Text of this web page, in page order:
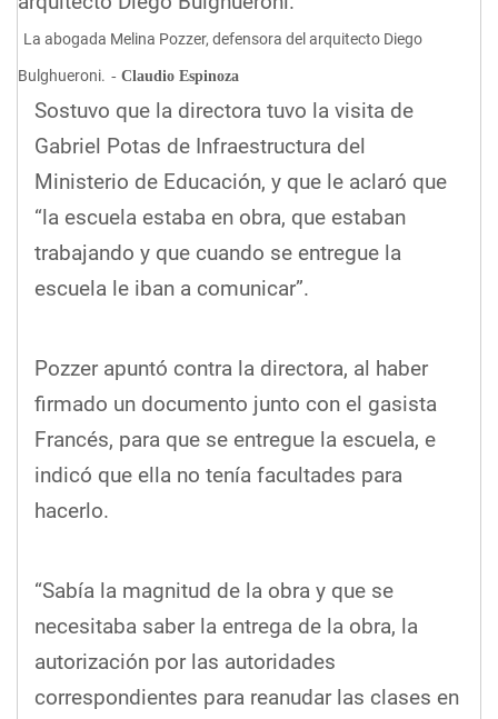
La abogada Melina Pozzer, defensora del arquitecto Diego
Bulghueroni. Claudio Espinoza
Sostuvo que la directora tuvo la visita de
Gabriel Potas de Infraestructura del
Ministerio de Educación, y que le aclaró que
“la escuela estaba en obra, que estaban
trabajando y que cuando se entregue la
escuela le iban a comunicar”.
Pozzer apuntó contra la directora, al haber
firmado un documento junto con el gasista
Francés, para que se entregue la escuela, e
indicó que ella no tenía facultades para
hacerlo.
“Sabía la magnitud de la obra y que se
necesitaba saber la entrega de la obra, la
autorización por las autoridades
correspondientes para reanudar las clases en